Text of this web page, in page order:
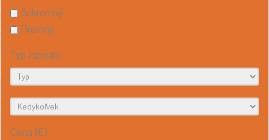
Súkromný
Firemný
Typ inzerátu
Cena (€)